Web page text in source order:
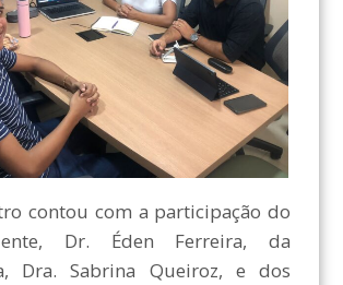
contou com a participação do
Dr. Éden Ferreira, da
Dra. Sabrina Queiroz, e dos